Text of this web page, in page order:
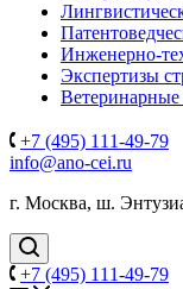
Инженерно-
Экспертизы
Ветеринарные
+7 (495) 111-49-79
info@ano-cei.ru
г. Москва, ш.
+7 (495) 111-49-79